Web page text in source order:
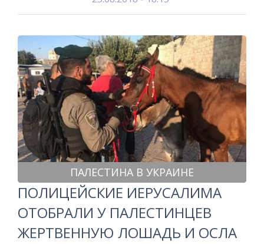
ПАЛЕСТИНА В УКРАИНЕ
ПОЛИЦЕЙСКИЕ ИЕРУСАЛИМА
ОТОБРАЛИ У ПАЛЕСТИНЦЕВ
ЖЕРТВЕННУЮ ЛОШАДЬ И ОСЛА